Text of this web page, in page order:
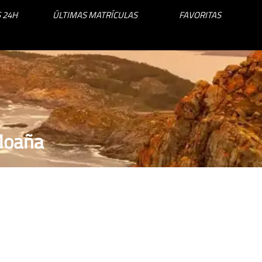
24H ÚLTIMAS MATRÍCULAS FAVORITAS